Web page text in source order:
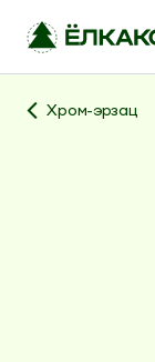
Хром-эрзац